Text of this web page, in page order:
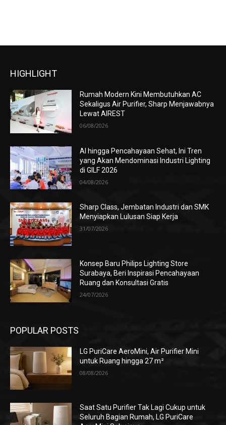
HIGHLIGHT
Rumah Modern Kini Membutuhkan AC
Sekaligus Air Purifier, Sharp Menjawabnya
Lewat AIREST
06/08/2026
AI hingga Pencahayaan Sehat, Ini Tren
yang Akan Mendominasi Industri Lighting
di GILF 2026
04/08/2026
Sharp Class, Jembatan Industri dan SMK
Menyiapkan Lulusan Siap Kerja
31/07/2026
Konsep Baru Philips Lighting Store
Surabaya, Beri Inspirasi Pencahayaan
Ruang dan Konsultasi Gratis
24/07/2026
POPULAR POSTS
LG PuriCare AeroMini, Air Purifier Mini
untuk Ruang hingga 27 m²
08/08/2026
Saat Satu Purifier Tak Lagi Cukup untuk
Seluruh Bagian Rumah, LG PuriCare